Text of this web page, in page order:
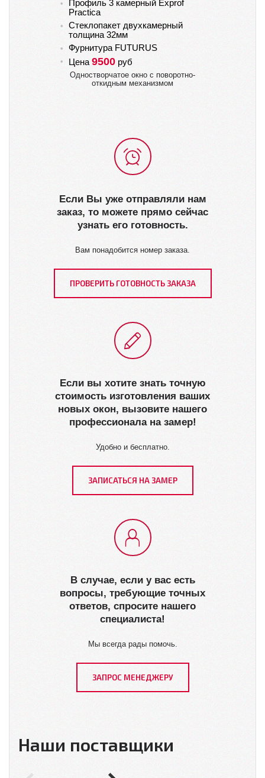
Профиль 3 камерный Exprof
Practica
Стеклопакет двухкамерный
толщина 32мм
Фурнитура FUTURUS
Цена9500 руб
Одностворчатое окно с поворотно-
откидным механизмом
Если Вы уже отправляли нам
заказ, то можете прямо сейчас
узнать его готовность.
Вам понадобится номер заказа.
ПРОВЕРИТЬ ГОТОВНОСТЬ ЗАКАЗА
Если вы хотите знать точную
стоимость изготовления ваших
новых окон, вызовите нашего
профессионала на замер!
Удобно и бесплатно.
ЗАПИСАТЬСЯ НА ЗАМЕР
В случае, если у вас есть
вопросы, требующие точных
ответов, спросите нашего
специалиста!
Мы всегда рады помочь.
ЗАПРОС МЕНЕДЖЕРУ
Наши поставщики